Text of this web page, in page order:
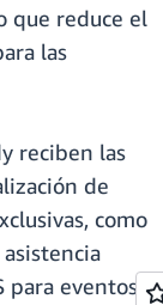
que reduce el
las
reciben las
de
como
para eventos